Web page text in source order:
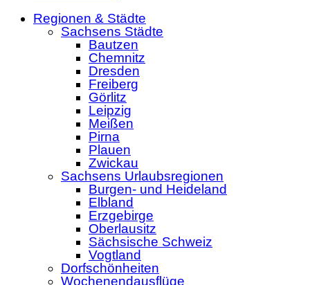
Regionen & Städte
Sachsens Städte
Bautzen
Chemnitz
Dresden
Freiberg
Görlitz
Leipzig
Meißen
Pirna
Plauen
Zwickau
Sachsens Urlaubsregionen
Burgen- und Heideland
Elbland
Erzgebirge
Oberlausitz
Sächsische Schweiz
Vogtland
Dorfschönheiten
Wochenendausflüge